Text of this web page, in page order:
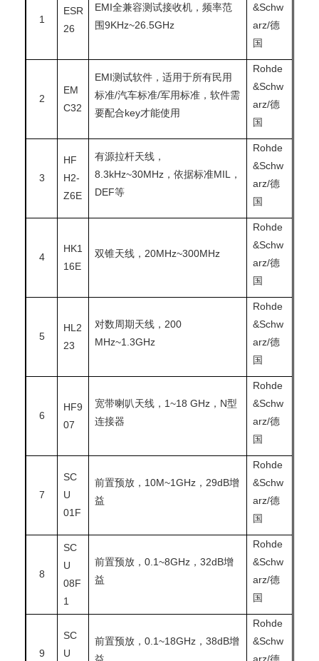
1
ESR
26
EMI全兼容测试接收机，频率范
围9KHz~26.5GHz
&Schw
arz/德
国
2
EM
C32
EMI测试软件，适用于所有民用
标准/汽车标准/军用标准，软件需
要配合key才能使用
Rohde
&Schw
arz/德
国
3
HF
H2-
Z6E
有源拉杆天线，
8.3kHz~30MHz，依据标准MIL，
DEF等
Rohde
&Schw
arz/德
国
4
HK1
16E
双锥天线，20MHz~300MHz
Rohde
&Schw
arz/德
国
5
HL2
23
对数周期天线，200
MHz~1.3GHz
Rohde
&Schw
arz/德
国
6
HF9
07
宽带喇叭天线，1~18 GHz，N型
连接器
Rohde
&Schw
arz/德
国
7
SC
U
01F
前置预放，10M~1GHz，29dB增
益
Rohde
&Schw
arz/德
国
8
SC
U
08F
1
前置预放，0.1~8GHz，32dB增
益
Rohde
&Schw
arz/德
国
9
SC
U
前置预放，0.1~18GHz，38dB增
Rohde
&Schw